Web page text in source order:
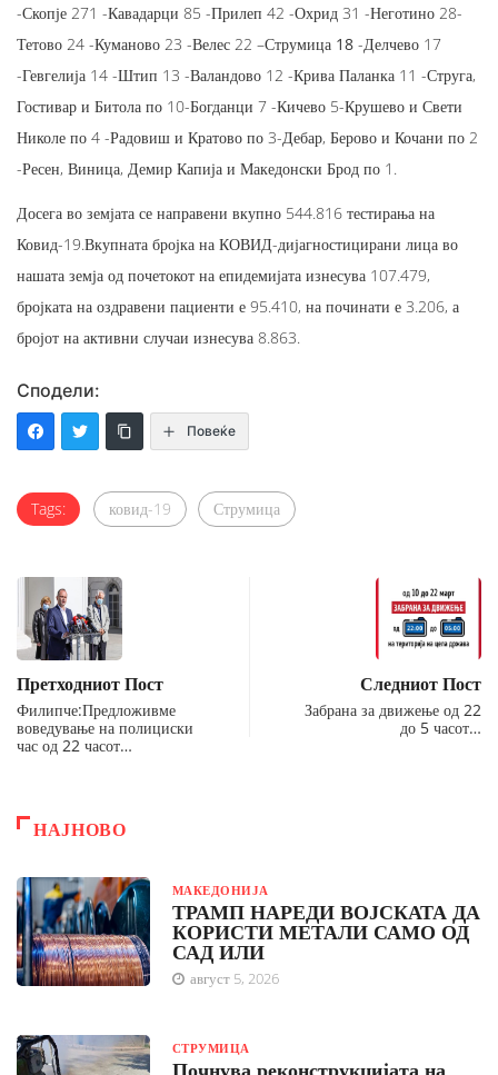
-Скопје 271 -Кавадарци 85 -Прилеп 42 -Охрид 31 -Неготино 28-
Тетово 24 -Куманово 23 -Велес 22 –Струмица 18 -Делчево 17
-Гевгелија 14 -Штип 13 -Валандово 12 -Крива Паланка 11 -Струга,
Гостивар и Битола по 10-Богданци 7 -Кичево 5-Крушево и Свети
Николе по 4 -Радовиш и Кратово по 3-Дебар, Берово и Кочани по 2
-Ресен, Виница, Демир Капија и Македонски Брод по 1.
Досега во земјата се направени вкупно 544.816 тестирања на
Ковид-19.Вкупната бројка на КОВИД-дијагностицирани лица во
нашата земја од почетокот на епидемијата изнесува 107.479,
бројката на оздравени пациенти е 95.410, на починати е 3.206, а
бројот на активни случаи изнесува 8.863.
Сподели:
Повеќе
Tags: ковид-19 Струмица
Претходниот Пост
Филипче:Предложивме
воведување на полициски
час од 22 часот…
Следниот Пост
Забрана за движење од 22
до 5 часот…
НАЈНОВО
МАКЕДОНИЈА
ТРАМП НАРЕДИ ВОЈСКАТА ДА
КОРИСТИ МЕТАЛИ САМО ОД
САД ИЛИ
август 5, 2026
СТРУМИЦА
Почнува реконструкцијата на